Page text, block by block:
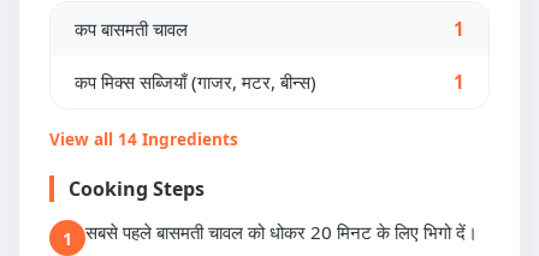
कप बासमती चावल 1
कप मिक्स सब्जियाँ (गाजर, मटर, बीन्स) 1
View all 14 Ingredients
Cooking Steps
1 सबसे पहले बासमती चावल को धोकर 20 मिनट के लिए भिगो दें।